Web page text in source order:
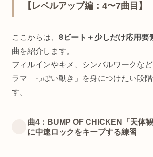
【レベルアップ編：4〜7曲目】
ここからは、 8ビート＋少しだけ応用要
曲を紹介します。
フィルインやキメ、シンバルワークな
ラマーっぽい動き」を身につけたい段
す。
曲4：BUMP OF CHICKEN「天体
に中速ロックをキープする練習